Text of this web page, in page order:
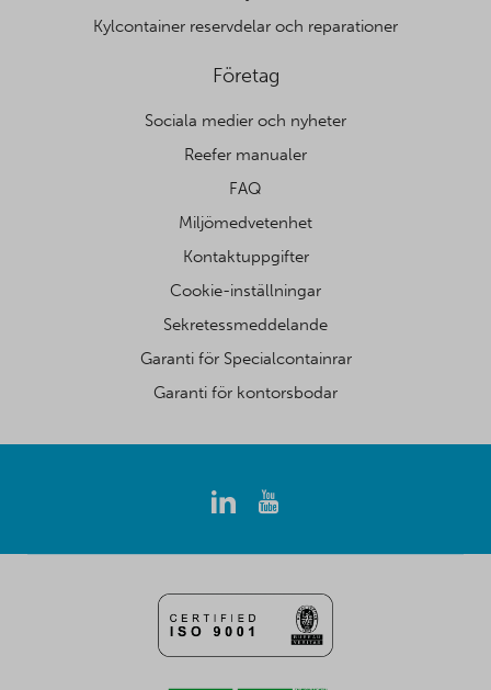
Kylcontainer reservdelar och reparationer
Företag
Sociala medier och nyheter
Reefer manualer
FAQ
Miljömedvetenhet
Kontaktuppgifter
Cookie-inställningar
Sekretessmeddelande
Garanti för Specialcontainrar
Garanti för kontorsbodar